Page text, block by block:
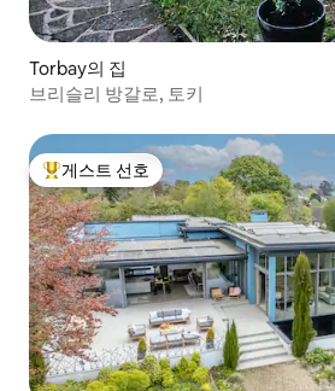
Torbay의 집
브리슬리 방갈로, 토키
상위 게스트 선호
게스트 선호